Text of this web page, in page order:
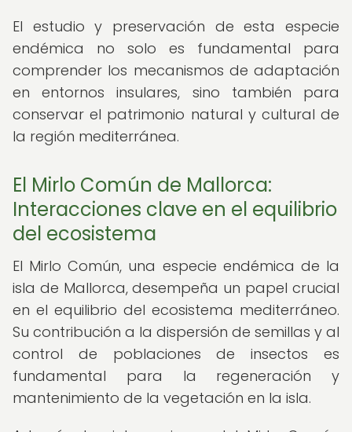
El estudio y preservación de esta especie
endémica no solo es fundamental para
comprender los mecanismos de adaptación
en entornos insulares, sino también para
conservar el patrimonio natural y cultural de
la región mediterránea.
El Mirlo Común de Mallorca:
Interacciones clave en el equilibrio
del ecosistema
El Mirlo Común, una especie endémica de la
isla de Mallorca, desempeña un papel crucial
en el equilibrio del ecosistema mediterráneo.
Su contribución a la dispersión de semillas y al
control de poblaciones de insectos es
fundamental para la regeneración y
mantenimiento de la vegetación en la isla.